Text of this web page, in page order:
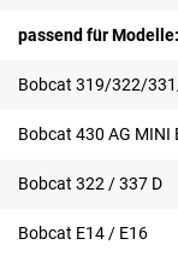
passend für Modelle:
Bobcat 319/322/331/
Bobcat 430 AG MINI
Bobcat 322 / 337 D
Bobcat E14 / E16